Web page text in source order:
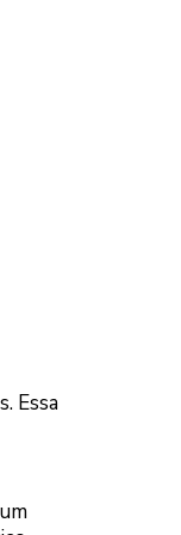
Essa